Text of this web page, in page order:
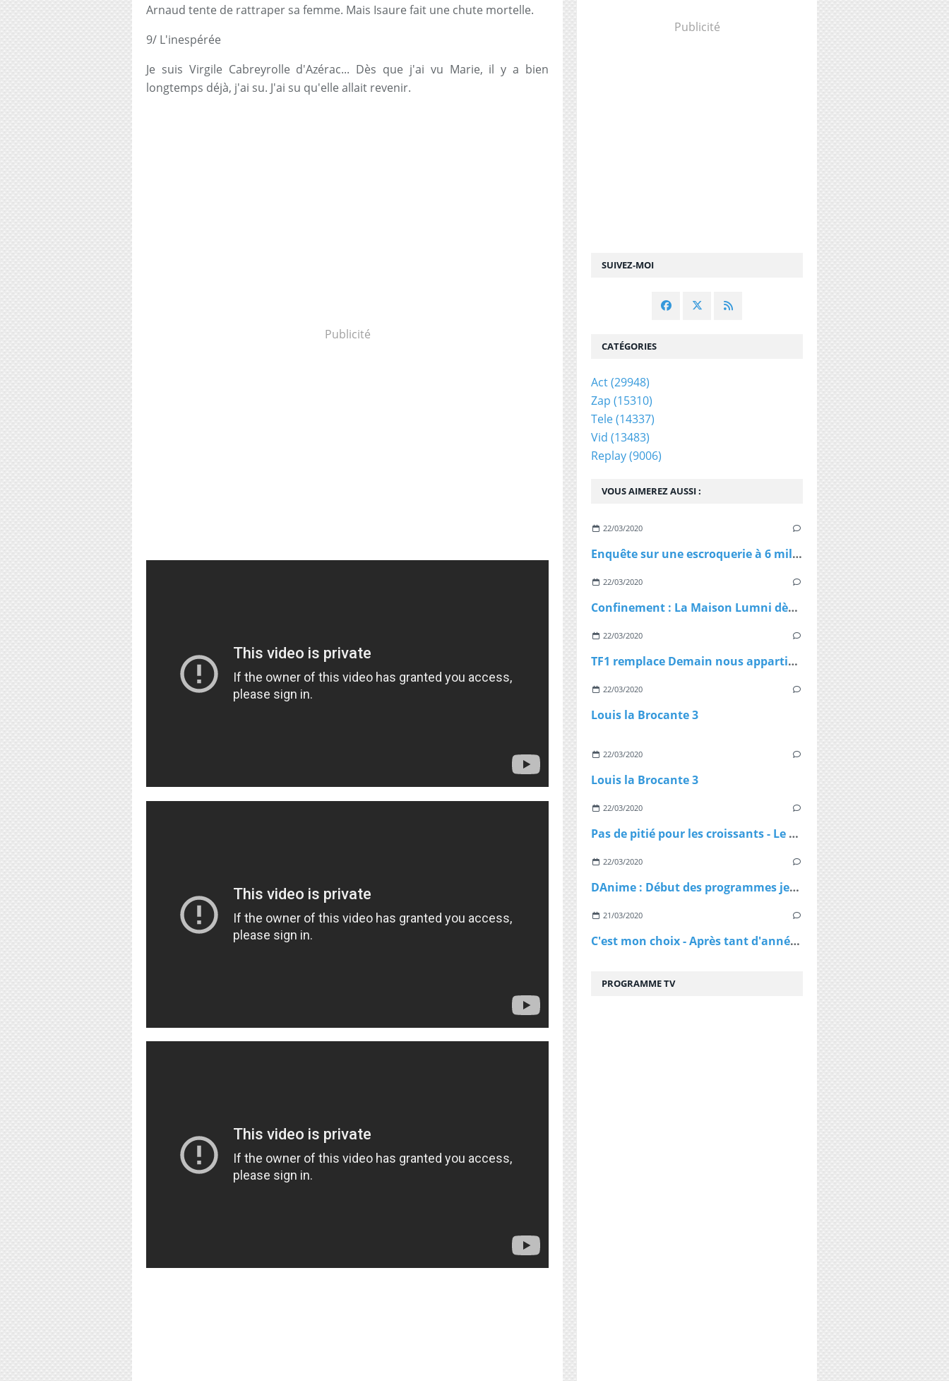
Arnaud tente de rattraper sa femme. Mais Isaure fait une chute mortelle.
9/ L'inespérée
Je suis Virgile Cabreyrolle d'Azérac... Dès que j'ai vu Marie, il y a bien
longtemps déjà, j'ai su. J'ai su qu'elle allait revenir.
Publicité
SUIVEZ-MOI
Publicité
VOUS AIMEREZ AUSSI :
22/03/2020
Enquête sur une escroquerie à 6 millions d'euros de masques et de gel
22/03/2020
Confinement : La Maison Lumni dès lundi à 9h sur les chaines de France Télévisions
22/03/2020
TF1 remplace Demain nous appartient par Sept à Huit, dès lundi à 19h05 le temps du confinement
22/03/2020
Louis la Brocante 3
22/03/2020
Louis la Brocante 3
22/03/2020
Pas de pitié pour les croissants - Le croissant pirate
22/03/2020
DAnime : Début des programmes jeunesse jusqu'en 1974
21/03/2020
C'est mon choix - Après tant d'années de mariage, vais-je réussir à te séduire à nouveau ?
CATÉGORIES
Act(29948)
Zap (15310)
Tele(14337)
Vid (13483)
Replay(9006)
PROGRAMME TV